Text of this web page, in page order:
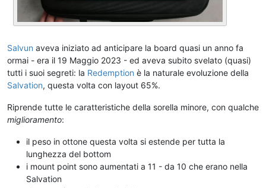
Salvun aveva iniziato ad anticipare la board quasi un anno fa
ormai - era il 19 Maggio 2023 - ed aveva subito svelato (quasi)
tutti i suoi segreti: la Redemption è la naturale evoluzione della
Salvation, questa volta con layout 65%.
Riprende tutte le caratteristiche della sorella minore, con qualche
miglioramento:
il peso in ottone questa volta si estende per tutta la
lunghezza del bottom
i mount point sono aumentati a 11 - da 10 che erano nella
Salvation